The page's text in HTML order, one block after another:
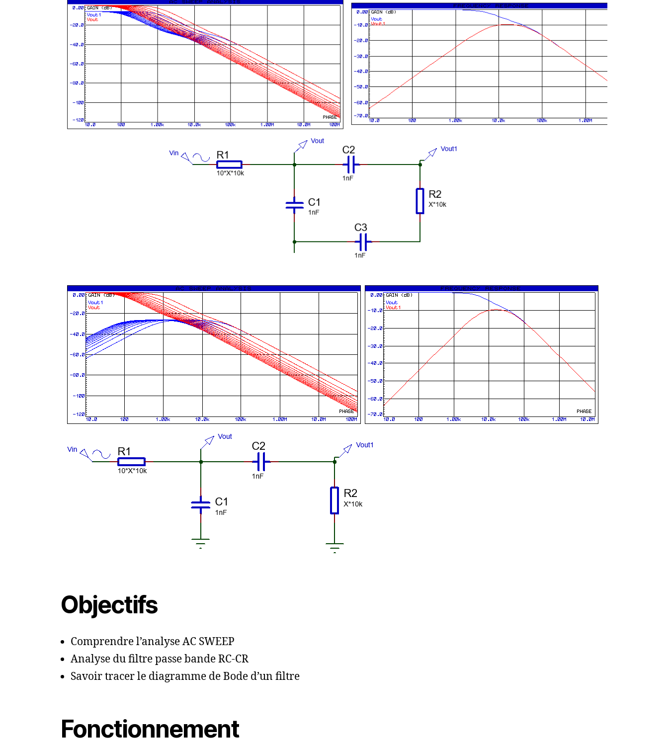
Objectifs
Comprendre l’analyse AC SWEEP
Analyse du filtre passe bande RC-CR
Savoir tracer le diagramme de Bode d’un filtre
Fonctionnement